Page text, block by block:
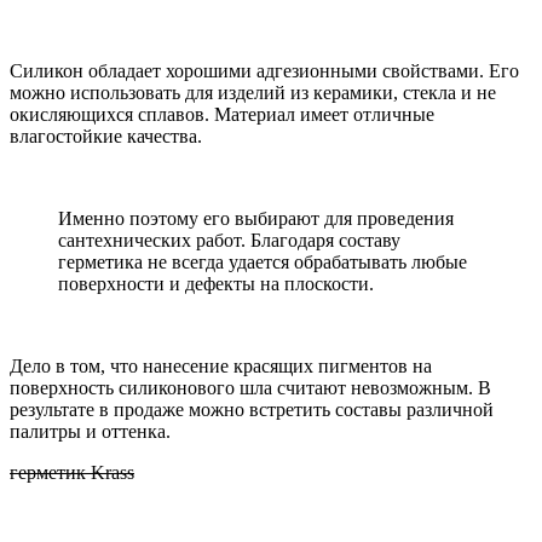
Силикон обладает хорошими адгезионными свойствами. Его
можно использовать для изделий из керамики, стекла и не
окисляющихся сплавов. Материал имеет отличные
влагостойкие качества.
Именно поэтому его выбирают для проведения
сантехнических работ. Благодаря составу
герметика не всегда удается обрабатывать любые
поверхности и дефекты на плоскости.
Дело в том, что нанесение красящих пигментов на
поверхность силиконового шла считают невозможным. В
результате в продаже можно встретить составы различной
палитры и оттенка.
герметик Krass